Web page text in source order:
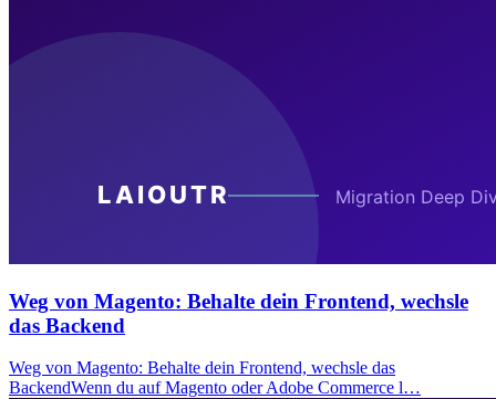
Weg von Magento: Behalte dein Frontend, wechsle
das Backend
Weg von Magento: Behalte dein Frontend, wechsle das
BackendWenn du auf Magento oder Adobe Commerce l…